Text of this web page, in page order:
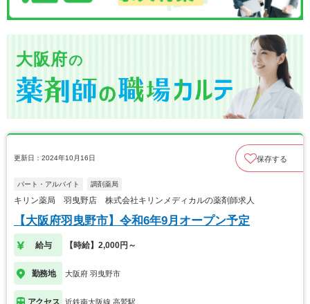
大阪府の
更新日：2024年10月16日 保存する
パート・アルバイト 調剤薬局
キリン薬局 羽曳野店 株式会社キリンメディカルの薬剤師求人
【大阪府羽曳野市】令和6年9月オープン予定
給与 【時給】2,000円～
勤務地 大阪府 羽曳野市
アクセス 近鉄南大阪線 高鷲駅